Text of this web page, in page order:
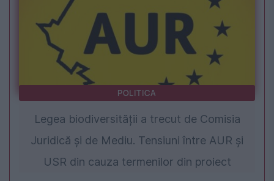
POLITICA
Legea biodiversității a trecut de Comisia
Juridică și de Mediu. Tensiuni între AUR și
USR din cauza termenilor din proiect